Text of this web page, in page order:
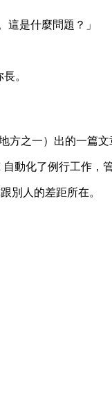
是什麼問題？」
。
之一）出的一篇
動化了例行工作，
別人的差距所在。